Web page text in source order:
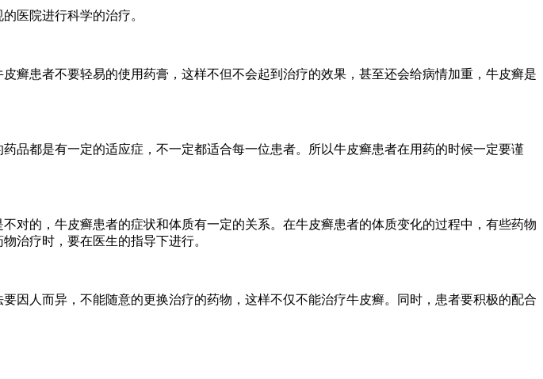
医院进行科学的治疗。
癣患者不要轻易的使用药膏，这样不但不会起到治疗的效果，甚至还会给病情加重，牛皮癣是
品都是有一定的适应症，不一定都适合每一位患者。所以牛皮癣患者在用药的时候一定要谨
对的，牛皮癣患者的症状和体质有一定的关系。在牛皮癣患者的体质变化的过程中，有些药物
治疗时，要在医生的指导下进行。
因人而异，不能随意的更换治疗的药物，这样不仅不能治疗牛皮癣。同时，患者要积极的配合